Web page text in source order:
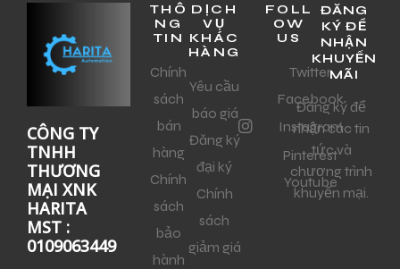
CÔNG TY
TNHH
THƯƠNG
MẠI XNK
HARITA
MST :
0109063449
THÔ
NG
TIN
Chính
sách
bán
hàng
Chính
sách
bảo
hành
DỊCH
VỤ
KHÁC
HÀNG
Yêu cầu
báo giá
Đăng ký
đại ký
Chính
sách
giảm giá
FOLL
OW
US
Twitter
Facebook
Instagram
Pinterest
Youtube
ĐĂNG
KÝ ĐỂ
NHẬN
KHUYẾN
MÃI
Đăng ký để
nhận các tin
tức và
chương trình
khuyến mại.